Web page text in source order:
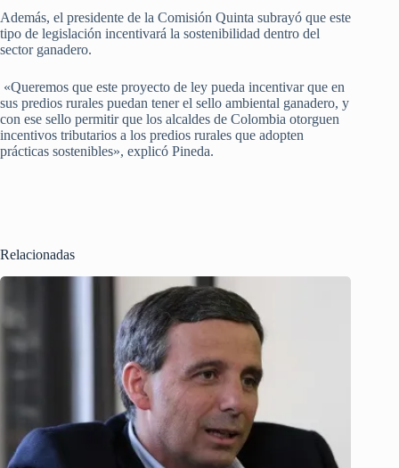
Además, el presidente de la Comisión Quinta subrayó que este
tipo de legislación incentivará la sostenibilidad dentro del
sector ganadero.
«Queremos que este proyecto de ley pueda incentivar que en
sus predios rurales puedan tener el sello ambiental ganadero, y
con ese sello permitir que los alcaldes de Colombia otorguen
incentivos tributarios a los predios rurales que adopten
prácticas sostenibles», explicó Pineda.
Relacionadas